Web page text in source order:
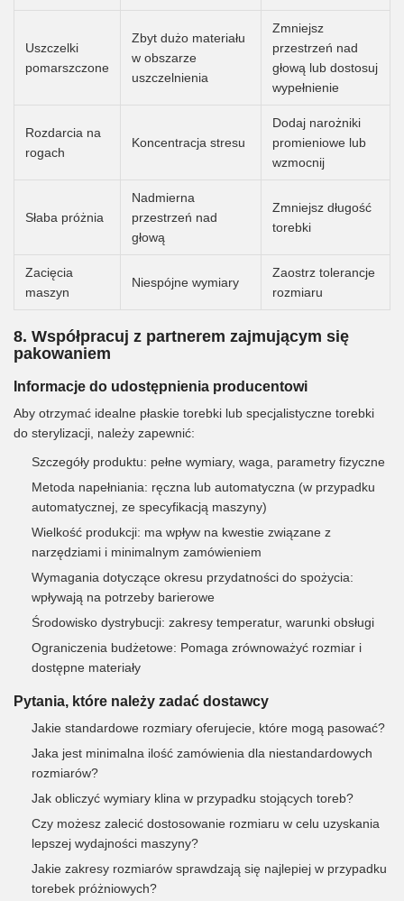
Uszczelki
pomarszczone
Zbyt dużo materiału
w obszarze
uszczelnienia
Zmniejsz
przestrzeń nad
głową lub dostosuj
wypełnienie
Rozdarcia na
rogach
Koncentracja stresu
Dodaj narożniki
promieniowe lub
wzmocnij
Słaba próżnia
Nadmierna
przestrzeń nad
głową
Zmniejsz długość
torebki
Zacięcia
maszyn
Niespójne wymiary
Zaostrz tolerancje
rozmiaru
8. Współpracuj z partnerem zajmującym się
pakowaniem
Informacje do udostępnienia producentowi
Aby otrzymać idealne płaskie torebki lub specjalistyczne torebki
do sterylizacji, należy zapewnić:
Szczegóły produktu: pełne wymiary, waga, parametry fizyczne
Metoda napełniania: ręczna lub automatyczna (w przypadku
automatycznej, ze specyfikacją maszyny)
Wielkość produkcji: ma wpływ na kwestie związane z
narzędziami i minimalnym zamówieniem
Wymagania dotyczące okresu przydatności do spożycia:
wpływają na potrzeby barierowe
Środowisko dystrybucji: zakresy temperatur, warunki obsługi
Ograniczenia budżetowe: Pomaga zrównoważyć rozmiar i
dostępne materiały
Pytania, które należy zadać dostawcy
Jakie standardowe rozmiary oferujecie, które mogą pasować?
Jaka jest minimalna ilość zamówienia dla niestandardowych
rozmiarów?
Jak obliczyć wymiary klina w przypadku stojących toreb?
Czy możesz zalecić dostosowanie rozmiaru w celu uzyskania
lepszej wydajności maszyny?
Jakie zakresy rozmiarów sprawdzają się najlepiej w przypadku
torebek próżniowych?